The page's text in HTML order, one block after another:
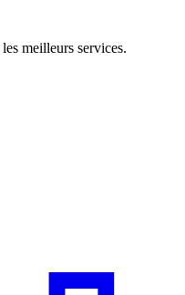
meilleurs services.